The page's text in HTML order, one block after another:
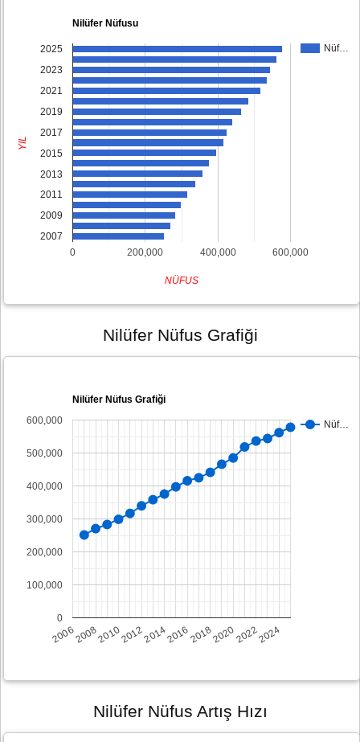
Nilüfer Nüfusu
Nüf…
0 200,000 400,000 600,000
2025
2023
2021
2019
2017
2015
2013
2011
2009
2007
NÜFUS
YIL
Nilüfer Nüfus Grafiği
Nilüfer Nüfus Grafiği
Nüf…
2006200820102012201420162018202020222024
0
100,000
200,000
300,000
400,000
500,000
600,000
Nilüfer Nüfus Artış Hızı